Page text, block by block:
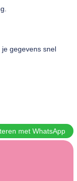
gegevens snel
met WhatsApp